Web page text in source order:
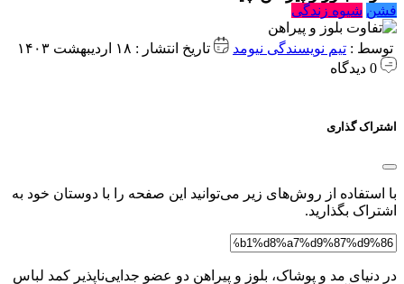
فشن شیوه زندگی
توسط : تیم نویسندگی نیومد
تاریخ انتشار : ۱۸ اردیبهشت ۱۴۰۳
اشتراک گذاری
با استفاده از روش‌های زیر می‌توانید این صفحه را با دوستان خود به
اشتراک بگذارید.
در دنیای مد و پوشاک، بلوز و پیراهن دو عضو جدایی‌ناپذیر کمد لباس